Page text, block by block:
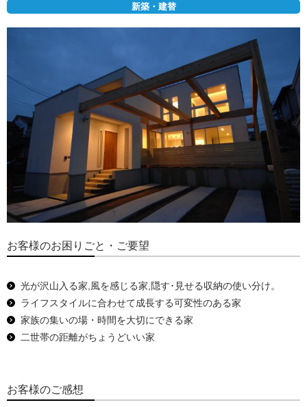
新築・建替
お客様のお困りごと・ご要望
光が沢山入る家,風を感じる家,隠す･見せる収納の使い分け。
ライフスタイルに合わせて成長する可変性のある家
家族の集いの場・時間を大切にできる家
二世帯の距離がちょうどいい家
お客様のご感想